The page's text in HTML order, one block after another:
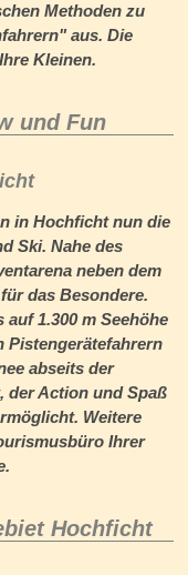
Methoden zu
aus. Die
Kleinen.
und Fun
in Hochficht nun die
Ski. Nahe des
neben dem
das Besondere.
1.300 m Seehöhe
Pistengerätefahrern
abseits der
der Action und Spaß
Weitere
Ihrer
.
Hochficht